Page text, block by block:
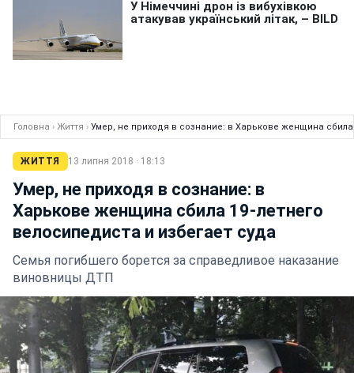
Головна › Життя › Умер, не приходя в сознание: в Харькове женщина сбила
ЖИТТЯ 13 липня 2018 · 18:13
Умер, не приходя в сознание: в
Харькове женщина сбила 19-летнего
велосипедиста и избегает суда
Семья погибшего борется за справедливое наказание
виновницы ДТП